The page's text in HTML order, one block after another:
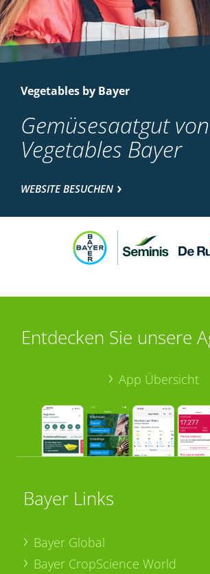
Vegetables by Bayer
Gemüsesaatgut von
Vegetables Bayer
WEBSITE BESUCHEN
Entdecken Sie unsere
App Übersicht
Bayer Links
Bayer Global
Bayer CropScience World